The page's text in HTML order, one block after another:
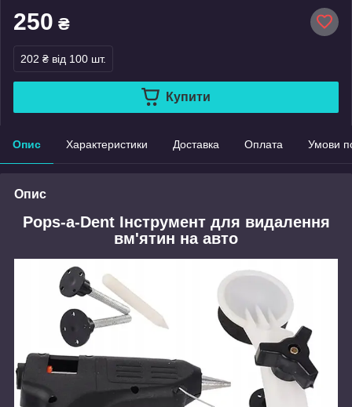
250 ₴
202 ₴ від 100 шт.
Купити
Опис Характеристики Доставка Оплата Умови
Опис
Pops-a-Dent Інструмент для видалення
вм'ятин на авто